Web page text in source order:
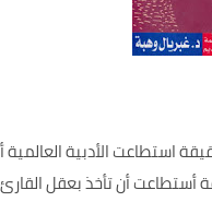
الأدبية العالمية
أن تأخذ بعقل